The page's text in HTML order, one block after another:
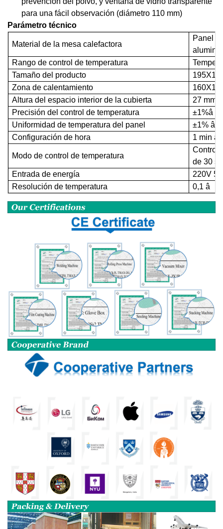
para una fácil observación (diámetro 110 mm)
Parámetro técnico
Material de la mesa calefactora
Panel
aluminio
Rango de control de temperatura
Tamaño del producto
Zona de calentamiento
Altura del espacio interior de la cubierta
27 mm
Precisión del control de temperatura
±1%â
Uniformidad de temperatura del panel
±1% â
Configuración de hora
1 min a
Modo de control de temperatura
Control
de 30
Entrada de energía
220V
Resolución de temperatura
0,1 â